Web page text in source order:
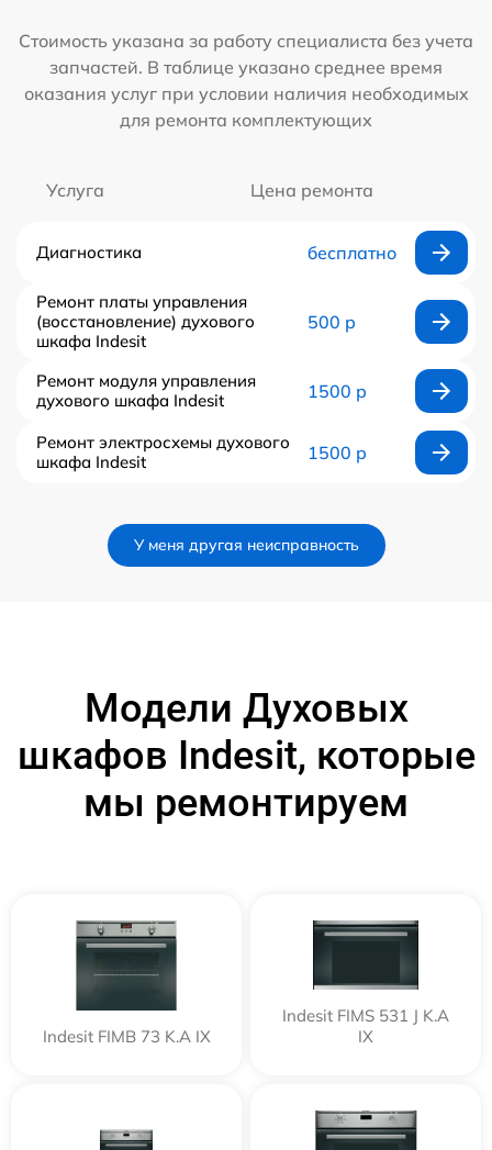
Стоимость указана за работу специалиста без учета
запчастей. В таблице указано среднее время
оказания услуг при условии наличия необходимых
для ремонта комплектующих
Услуга Цена ремонта
Диагностика бесплатно
Ремонт платы управления
(восстановление) духового
шкафа Indesit
500 р
Ремонт модуля управления
духового шкафа Indesit
1500 р
Ремонт электросхемы духового
шкафа Indesit
1500 р
У меня другая неисправность
Модели Духовых
шкафов Indesit, которые
мы ремонтируем
Indesit FIMB 73 K.A IX
Indesit FIMS 531 J K.A
IX